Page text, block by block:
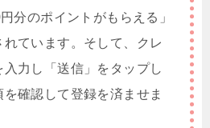
分のポイントがもらえる」
ています。そして、クレ
力し「送信」をタップし
確認して登録を済ませま